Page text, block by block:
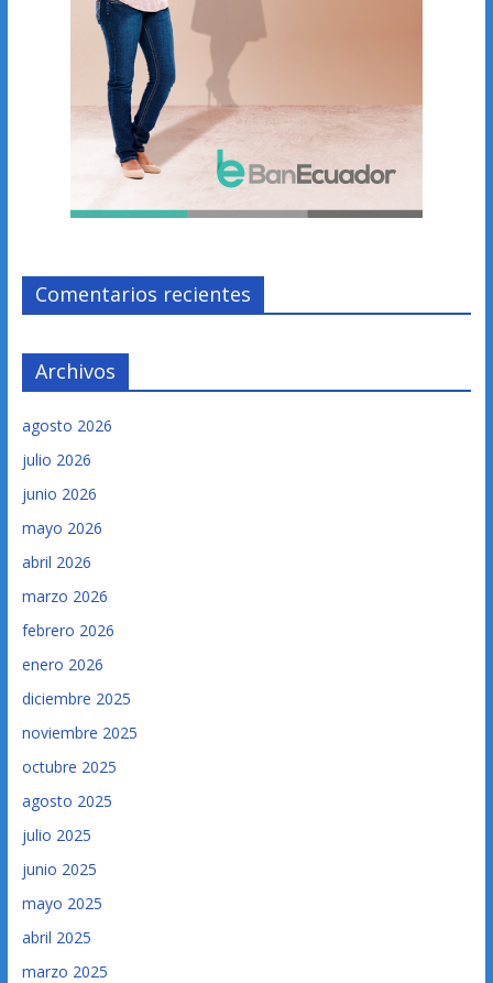
Comentarios recientes
Archivos
agosto 2026
julio 2026
junio 2026
mayo 2026
abril 2026
marzo 2026
febrero 2026
enero 2026
diciembre 2025
noviembre 2025
octubre 2025
agosto 2025
julio 2025
junio 2025
mayo 2025
abril 2025
marzo 2025